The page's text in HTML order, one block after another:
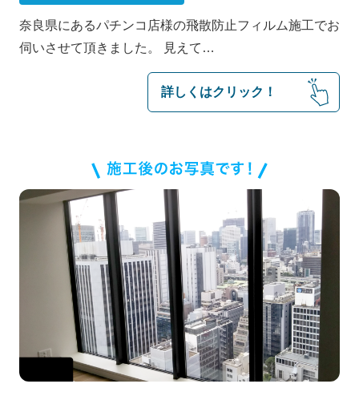
奈良県にあるパチンコ店様の飛散防止フィルム施工でお
伺いさせて頂きました。 見えて…
詳しくはクリック！